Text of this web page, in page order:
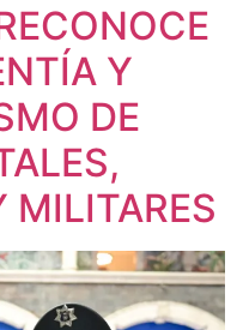
Y
DE
MILITARES